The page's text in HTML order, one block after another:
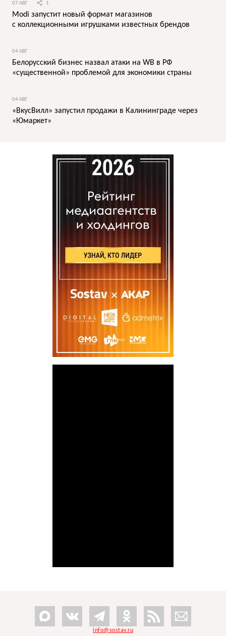
07 АВГ 1
Modi запустит новый формат магазинов
с коллекционными игрушками известных брендов
04 АВГ
Белорусский бизнес назвал атаки на WB в РФ
«существенной» проблемой для экономики страны
04 АВГ
«ВкусВилл» запустил продажи в Калининграде через
«Юмаркет»
info@sostav.ru